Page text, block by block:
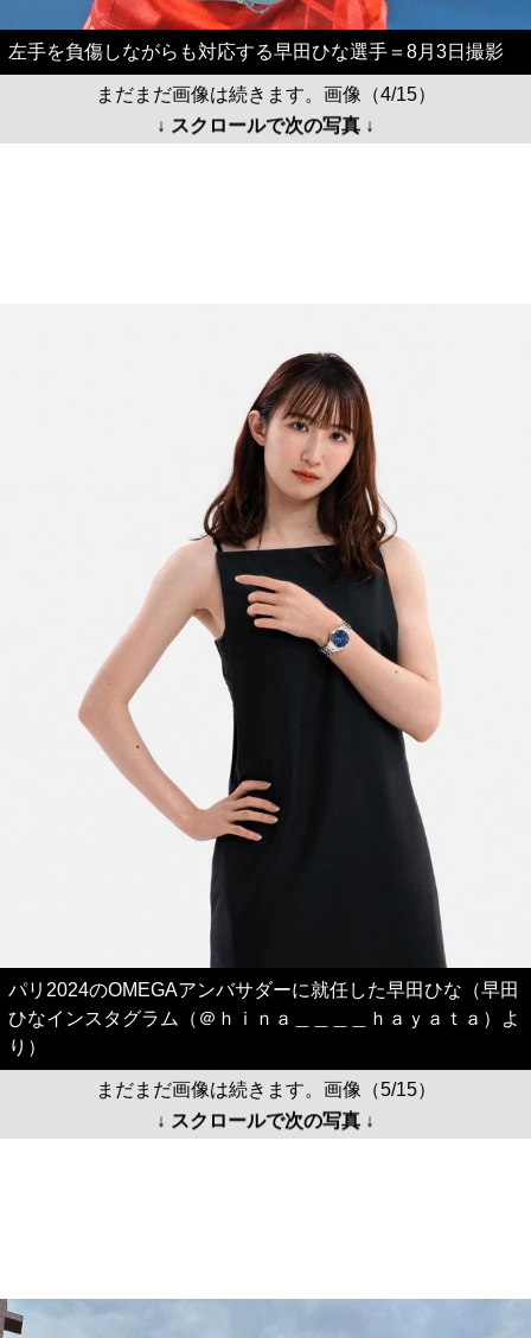
左手を負傷しながらも対応する早田ひな選手＝8月3日撮影
まだまだ画像は続きます。画像（4/15）
↓ スクロールで次の写真 ↓
パリ2024のOMEGAアンバサダーに就任した早田ひな（早田
ひなインスタグラム（＠ｈｉｎａ＿＿＿＿ｈａｙａｔａ）よ
り）
まだまだ画像は続きます。画像（5/15）
↓ スクロールで次の写真 ↓